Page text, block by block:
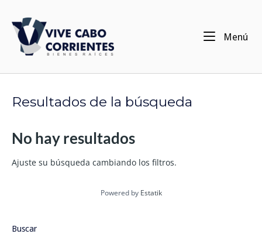
contenido
Inicio
Menú
Resultados de la búsqueda
No hay resultados
Ajuste su búsqueda cambiando los filtros.
Powered by Estatik
Buscar